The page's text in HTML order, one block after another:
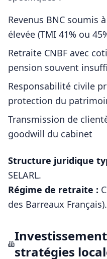
Revenus BNC soumis
élevée (TMI 41% ou
Retraite CNBF avec
pension souvent
Responsabilité civile
protection du
Transmission de
goodwill du cabinet
Structure juridique
SELARL.
Régime de retraite :
des Barreaux Français).
stratégies